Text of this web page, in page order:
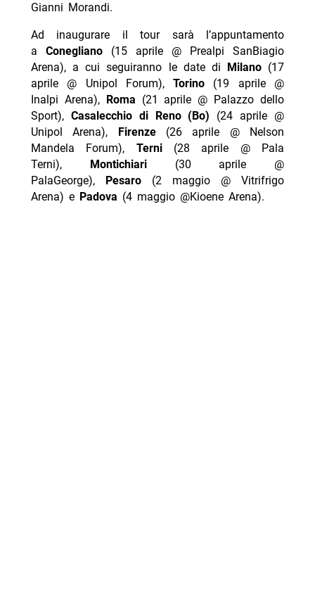
Gianni Morandi.
Ad inaugurare il tour sarà l’appuntamento
a Conegliano(15 aprile @ Prealpi SanBiagio
Arena), a cui seguiranno le date di
Milano(17
aprile @ Unipol Forum),Torino (19 aprile @
Inalpi Arena),
Roma (21 aprile @ Palazzo dello
Sport), Casalecchio di Reno (Bo) (24 aprile @
Unipol Arena),
Firenze(26 aprile @ Nelson
Mandela Forum), Terni(28 aprile @ Pala
Terni),
Montichiari(30 aprile @
PalaGeorge),
Pesaro(2 maggio @ Vitrifrigo
Arena) e Padova (4 maggio @Kioene Arena).